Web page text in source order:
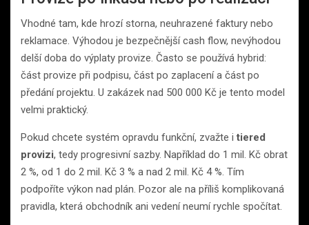
Vhodné tam, kde hrozí storna, neuhrazené faktury nebo
reklamace. Výhodou je bezpečnější cash flow, nevýhodou
delší doba do výplaty provize. Často se používá hybrid:
část provize při podpisu, část po zaplacení a část po
předání projektu. U zakázek nad 500 000 Kč je tento model
velmi praktický.
Pokud chcete systém opravdu funkční, zvažte itiered
provizi, tedy progresivní sazby. Například do 1 mil. Kč obrat
2 %, od 1 do 2 mil. Kč 3 % a nad 2 mil. Kč 4 %. Tím
podpoříte výkon nad plán. Pozor ale na příliš komplikovaná
pravidla, která obchodník ani vedení neumí rychle spočítat.